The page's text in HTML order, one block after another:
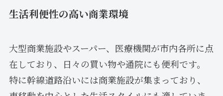
生活利便性の高い商業環境
大型商業施設やスーパー、医療機関が市内各所に点
在しており、日々の買い物や通院にも便利です。
特に幹線道路沿いには商業施設が集まっており、